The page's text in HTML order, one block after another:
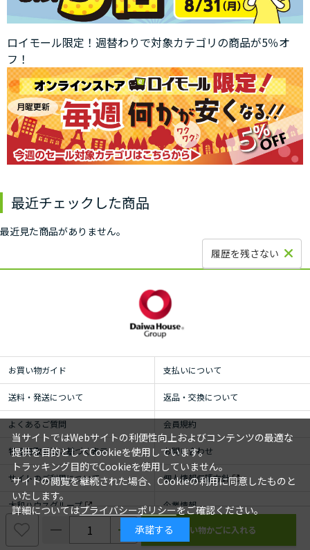
ロイモール限定！週替わりで対象カテゴリの商品が5％オ
フ！
最近チェックした商品
最近見た商品がありません。
履歴を残さない
お買い物ガイド 支払いについて
送料・発送について 返品・交換について
よくあるご質問 会員規約
特定商取引法に基づく表示 お問い合わせ
サイトのご利用について 個人情報保護方針
大和ハウスグループ 企業情報
© ROYAL HOMECENTER Co.,Ltd. ALL RIGHTS RESERVED.
当サイトではWebサイトの利便性向上およびコンテンツの最適な
提供を目的としてCookieを使用しています。
トラッキング目的でCookieを使用していません。
サイトの閲覧を継続された場合、Cookieの利用に同意したものと
いたします。
詳細についてはプライバシーポリシーをご確認ください。
承諾する